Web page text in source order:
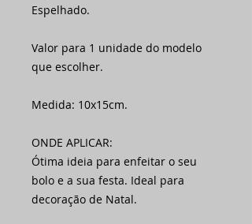
Espelhado.
Valor para 1 unidade do modelo
que escolher.
Medida: 10x15cm.
ONDE APLICAR:
Ótima ideia para enfeitar o seu
bolo e a sua festa. Ideal para
decoração de Natal.